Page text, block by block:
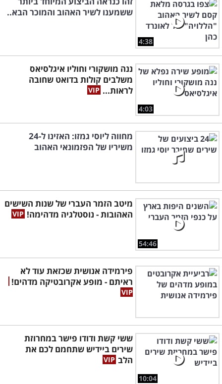
4:38
ששמענו לשיר האהוב והמוכר הבא..
4:03
ננה מושקורי וחוליו איגלסיאס
משלבים קולות בדואט שחובה
לראות...
מחווה ליוסי גמזו: האזינו ל-24
משיריו של הפזמונאי האהוב
54:46
מיטב הזמר העברי של שנות השישים
האהובות - נוסטלגיה מדהימה!
פירמידה אנושית שכזאת עוד לא
ראיתם - מופע אקרובטיקה מדהים!
10:04
ששי קשת ודודו פישר במחרוזת
שירים ביידיש שתחמם לכם את
הלב